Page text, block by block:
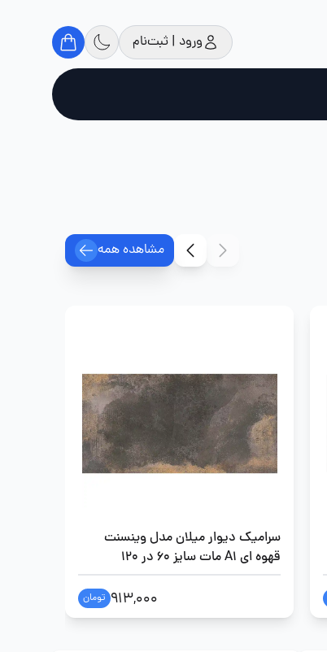
ورود | ثبت‌نام
مشاهده همه
سرامیک دیوار میلان مدل وینسنت
قهوه ای A1 مات سایز 60 در 120
913,000 تومان